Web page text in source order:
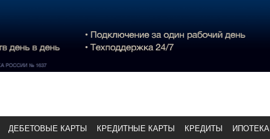
ДЕБЕТОВЫЕ КАРТЫ КРЕДИТНЫЕ КАРТЫ КРЕДИТЫ ИПОТЕКА